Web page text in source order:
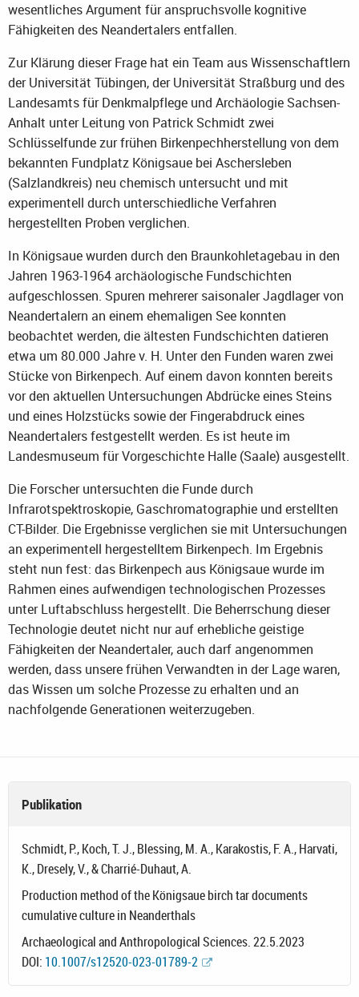
wesentliches Argument für anspruchsvolle kognitive
Fähigkeiten des Neandertalers entfallen.
Zur Klärung dieser Frage hat ein Team aus Wissenschaftlern
der Universität Tübingen, der Universität Straßburg und des
Landesamts für Denkmalpflege und Archäologie Sachsen-
Anhalt unter Leitung von Patrick Schmidt zwei
Schlüsselfunde zur frühen Birkenpechherstellung von dem
bekannten Fundplatz Königsaue bei Aschersleben
(Salzlandkreis) neu chemisch untersucht und mit
experimentell durch unterschiedliche Verfahren
hergestellten Proben verglichen.
In Königsaue wurden durch den Braunkohletagebau in den
Jahren 1963-1964 archäologische Fundschichten
aufgeschlossen. Spuren mehrerer saisonaler Jagdlager von
Neandertalern an einem ehemaligen See konnten
beobachtet werden, die ältesten Fundschichten datieren
etwa um 80.000 Jahre v. H. Unter den Funden waren zwei
Stücke von Birkenpech. Auf einem davon konnten bereits
vor den aktuellen Untersuchungen Abdrücke eines Steins
und eines Holzstücks sowie der Fingerabdruck eines
Neandertalers festgestellt werden. Es ist heute im
Landesmuseum für Vorgeschichte Halle (Saale) ausgestellt.
Die Forscher untersuchten die Funde durch
Infrarotspektroskopie, Gaschromatographie und erstellten
CT-Bilder. Die Ergebnisse verglichen sie mit Untersuchungen
an experimentell hergestelltem Birkenpech. Im Ergebnis
steht nun fest: das Birkenpech aus Königsaue wurde im
Rahmen eines aufwendigen technologischen Prozesses
unter Luftabschluss hergestellt. Die Beherrschung dieser
Technologie deutet nicht nur auf erhebliche geistige
Fähigkeiten der Neandertaler, auch darf angenommen
werden, dass unsere frühen Verwandten in der Lage waren,
das Wissen um solche Prozesse zu erhalten und an
nachfolgende Generationen weiterzugeben.
Publikation
Schmidt, P., Koch, T. J., Blessing, M. A., Karakostis, F. A., Harvati,
K., Dresely, V., & Charrié-Duhaut, A.
Production method of the Königsaue birch tar documents
cumulative culture in Neanderthals
Archaeological and Anthropological Sciences. 22.5.2023
DOI: 10.1007/s12520-023-01789-2